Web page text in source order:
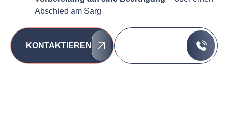
Abschied am Sarg
KONTAKTIEREN